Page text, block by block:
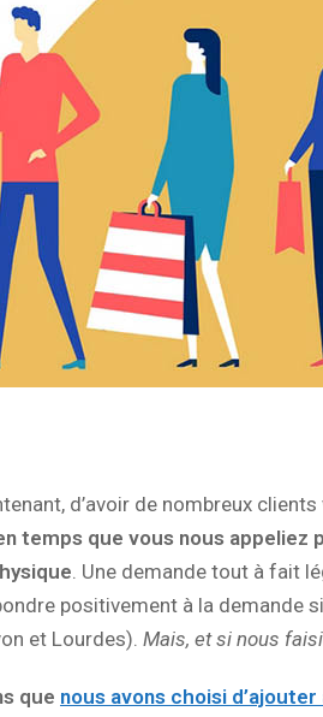
d’avoir de nombreux clients
temps que vous nous appeliez
. Une demande tout à fait
positivement à la demande
et Lourdes). Mais, et si nous
que nous avons choisi